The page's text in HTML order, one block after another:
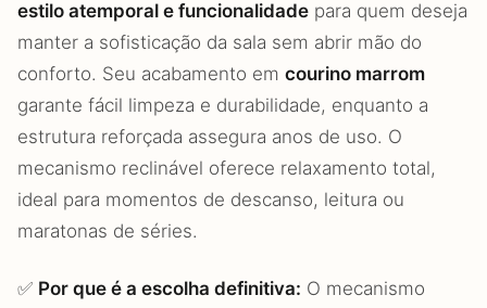
estilo atemporal e funcionalidade para quem deseja
manter a sofisticação da sala sem abrir mão do
conforto. Seu acabamento em courino marrom
garante fácil limpeza e durabilidade, enquanto a
estrutura reforçada assegura anos de uso. O
mecanismo reclinável oferece relaxamento total,
ideal para momentos de descanso, leitura ou
maratonas de séries.
✅ Por que é a escolha definitiva: O mecanismo